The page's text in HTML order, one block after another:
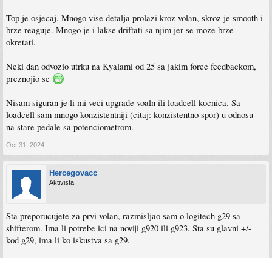
Top je osjecaj. Mnogo vise detalja prolazi kroz volan, skroz je smooth i
brze reaguje. Mnogo je i lakse driftati sa njim jer se moze brze
okretati.
Neki dan odvozio utrku na Kyalami od 25 sa jakim force feedbackom,
preznojio se
Nisam siguran je li mi veci upgrade voaln ili loadcell kocnica. Sa
loadcell sam mnogo konzistentniji (citaj: konzistentno spor) u odnosu
na stare pedale sa potenciometrom.
Oct 31, 2024
Hercegovacc
Aktivista
Sta preporucujete za prvi volan, razmisljao sam o logitech g29 sa
shifterom. Ima li potrebe ici na noviji g920 ili g923. Sta su glavni +/-
kod g29, ima li ko iskustva sa g29.